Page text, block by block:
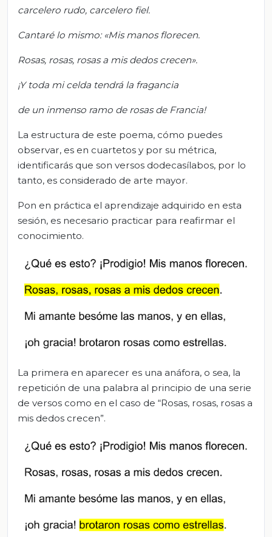
carcelero rudo, carcelero fiel.
Cantaré lo mismo: «Mis manos florecen.
Rosas, rosas, rosas a mis dedos crecen».
¡Y toda mi celda tendrá la fragancia
de un inmenso ramo de rosas de Francia!
La estructura de este poema, cómo puedes
observar, es en cuartetos y por su métrica,
identificarás que son versos dodecasílabos, por lo
tanto, es considerado de arte mayor.
Pon en práctica el aprendizaje adquirido en esta
sesión, es necesario practicar para reafirmar el
conocimiento.
La primera en aparecer es una anáfora, o sea, la
repetición de una palabra al principio de una serie
de versos como en el caso de “Rosas, rosas, rosas a
mis dedos crecen”.